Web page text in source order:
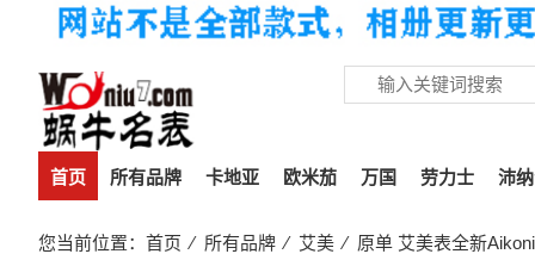
首页 所有品牌 卡地亚 欧米茄 万国 劳力士 沛
您当前位置： 首页 ⁄ 所有品牌 ⁄ 艾美 ⁄ 原单 艾美表全新